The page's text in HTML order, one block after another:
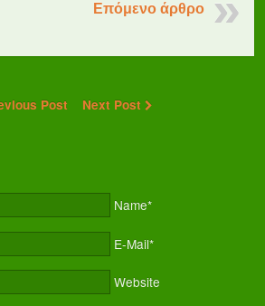
Επόμενο άρθρο
Post Next Post
Name*
E-Mail*
Website